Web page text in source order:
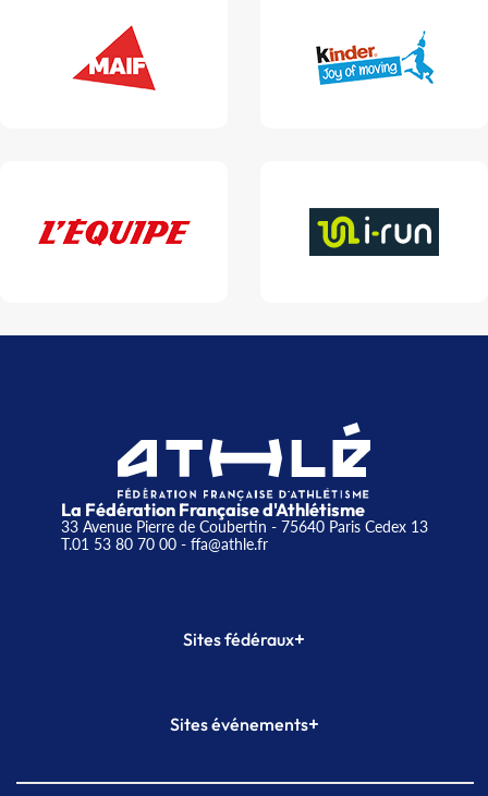
La Fédération Française d'Athlétisme
33 Avenue Pierre de Coubertin - 75640 Paris Cedex 13
T.01 53 80 70 00- ffa@athle.fr
Sites fédéraux+
Plateforme Formation
Sites événements+
Meeting de Paris indoor